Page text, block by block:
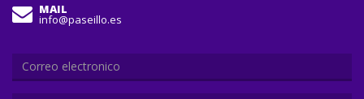
MAIL
info@paseillo.es